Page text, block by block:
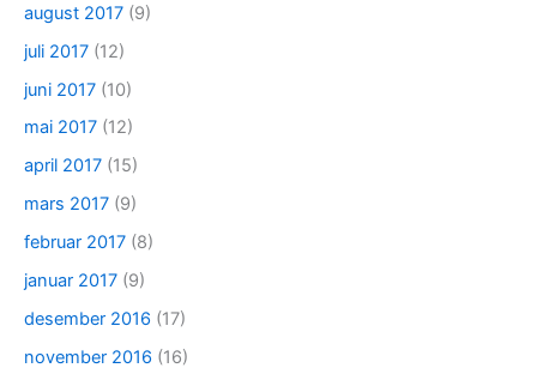
august 2017 (9)
juli 2017 (12)
juni 2017 (10)
mai 2017 (12)
april 2017 (15)
mars 2017 (9)
februar 2017 (8)
januar 2017 (9)
desember 2016 (17)
november 2016 (16)